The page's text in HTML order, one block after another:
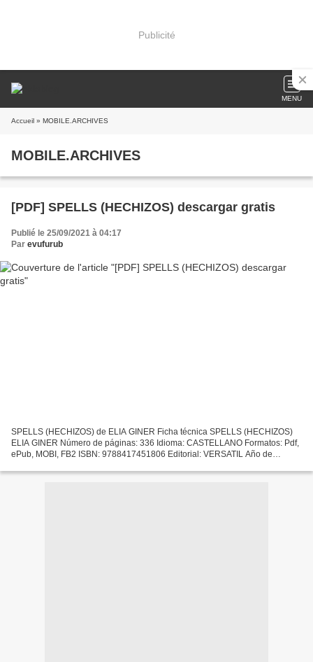
Publicité
MENU
Accueil » MOBILE.ARCHIVES
MOBILE.ARCHIVES
[PDF] SPELLS (HECHIZOS) descargar gratis
Publié le 25/09/2021 à 04:17
Par evufurub
SPELLS (HECHIZOS) de ELIA GINER Ficha técnica SPELLS (HECHIZOS)
ELIA GINER Número de páginas: 336 Idioma: CASTELLANO Formatos: Pdf,
ePub, MOBI, FB2 ISBN: 9788417451806 Editorial: VERSATIL Año de